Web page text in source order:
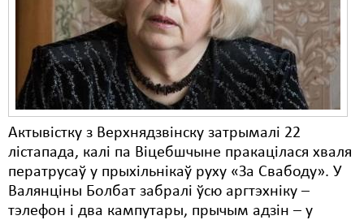
Актывістку з Верхнядзвінску затрымалі 22
лістапада, калі па Віцебшчыне пракацілася хваля
ператрусаў у прыхільнікаў руху «За Свабоду». У
Валянціны Болбат забралі ўсю аргтэхніку –
тэлефон і два кампутары, прычым адзін – у